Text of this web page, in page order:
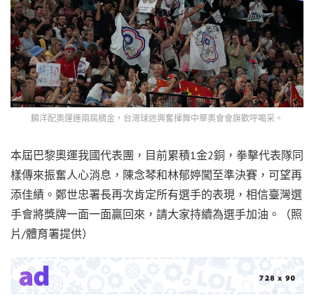
麟洋配奧運連兩屆摘金，台灣球迷興奮揮舞中華奧會會旗歡呼喝采。
本屆巴黎奧運我國代表團，目前累積1金2銅，拳擊代表隊同
樣傳來振奮人心消息，陳念琴和林郁婷闖至準決賽，可望再
添佳績。鄭世忠署長再次肯定所有選手的表現，相信臺灣選
手會將獎牌一面一面贏回來，請大家持續為選手加油。（照
片/體育署提供）